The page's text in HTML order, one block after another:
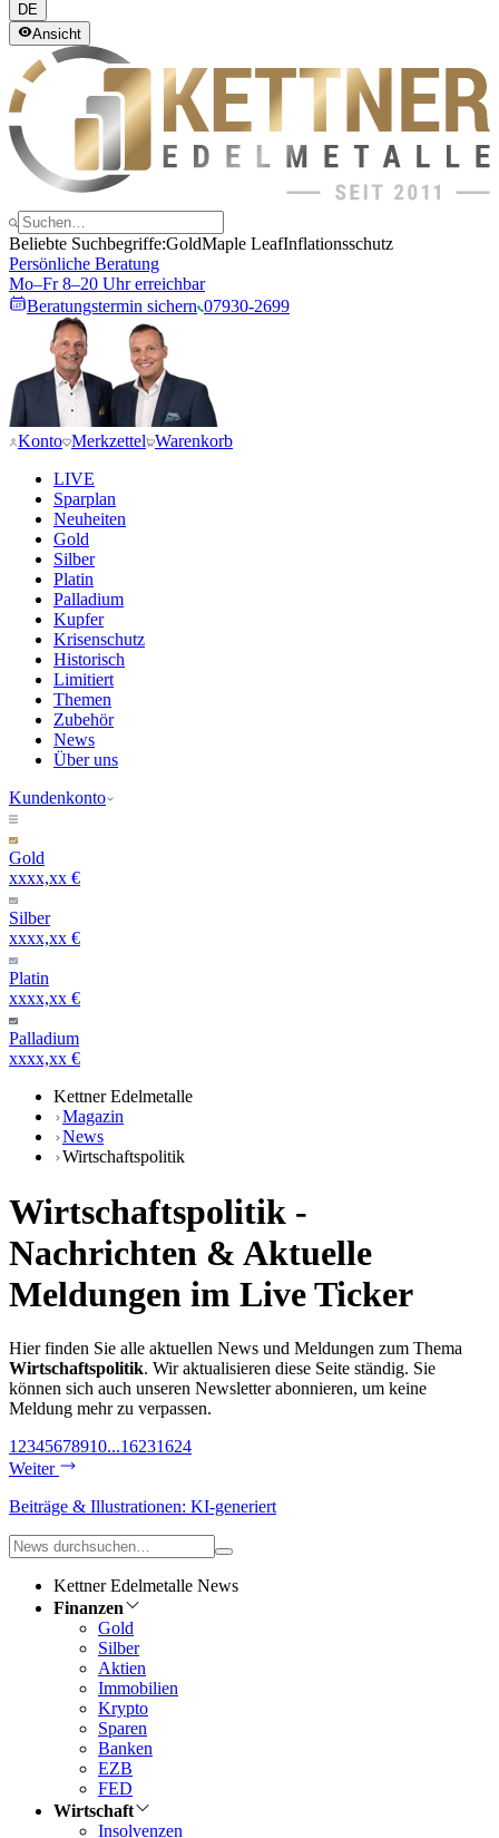
DE
Ansicht
Beliebte Suchbegriffe:GoldMaple LeafInflationsschutz
Persönliche Beratung
Mo–Fr 8–20 Uhr erreichbar
Beratungstermin sichern 07930-2699
Konto Merkzettel Warenkorb
LIVE
Sparplan
Neuheiten
Gold
Silber
Platin
Palladium
Kupfer
Krisenschutz
Historisch
Limitiert
Themen
Zubehör
News
Über uns
Kundenkonto
Gold
xxxx,xx €
Silber
xxxx,xx €
Platin
xxxx,xx €
Palladium
xxxx,xx €
Kettner Edelmetalle
Magazin
News
Wirtschaftspolitik
Wirtschaftspolitik -
Nachrichten & Aktuelle
Meldungen im Live Ticker
Hier finden Sie alle aktuellen News und Meldungen zum Thema
Wirtschaftspolitik. Wir aktualisieren diese Seite ständig. Sie
können sich auch unseren Newsletter abonnieren, um keine
Meldung mehr zu verpassen.
1 2345678910...16231624
Weiter
Beiträge & Illustrationen: KI-generiert
Kettner Edelmetalle News
Finanzen
Gold
Silber
Aktien
Immobilien
Krypto
Sparen
Banken
EZB
FED
Wirtschaft
Insolvenzen